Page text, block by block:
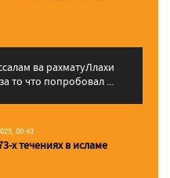
то что попробовал ...
00:43
х течениях в исламе